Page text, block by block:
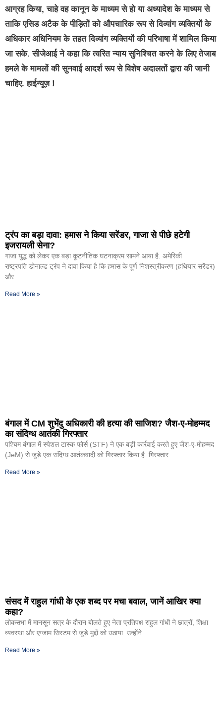
आग्रह किया, चाहे वह कानून के माध्यम से हो या अध्यादेश के माध्यम से
ताकि एसिड अटैक के पीड़ितों को औपचारिक रूप से दिव्यांग व्यक्तियों के
अधिकार अधिनियम के तहत दिव्यांग व्यक्तियों की परिभाषा में शामिल किया
जा सके. सीजेआई ने कहा कि त्वरित न्याय सुनिश्चित करने के लिए तेजाब
हमले के मामलों की सुनवाई आदर्श रूप से विशेष अदालतों द्वारा की जानी
चाहिए. हाईन्यूज़ !
ट्रंप का बड़ा दावा: हमास ने किया सरेंडर, गाजा से पीछे हटेगी
इजरायली सेना?
गाजा युद्ध को लेकर एक बड़ा कूटनीतिक घटनाक्रम सामने आया है. अमेरिकी
राष्ट्रपति डोनाल्ड ट्रंप ने दावा किया है कि हमास के पूर्ण निशस्त्रीकरण (हथियार सरेंडर)
और
Read More »
बंगाल में CM शुभेंदु अधिकारी की हत्या की साजिश? जैश-ए-मोहम्मद
का संदिग्ध आतंकी गिरफ्तार
पश्चिम बंगाल में स्पेशल टास्क फोर्स (STF) ने एक बड़ी कार्रवाई करते हुए जैश-ए-मोहम्मद
(JeM) से जुड़े एक संदिग्ध आतंकवादी को गिरफ्तार किया है. गिरफ्तार
Read More »
संसद में राहुल गांधी के एक शब्द पर मचा बवाल, जानें आखिर क्या
कहा?
लोकसभा में मानसून सत्र के दौरान बोलते हुए नेता प्रतिपक्ष राहुल गांधी ने छात्रों, शिक्षा
व्यवस्था और एग्जाम सिस्टम से जुड़े मुद्दों को उठाया. उन्होंने
Read More »